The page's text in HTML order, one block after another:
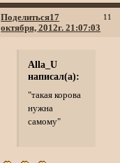
Поделиться 11
17
октября, 2012г. 21:07:03
Alla_U
написал(а):
"такая корова
нужна
самому"